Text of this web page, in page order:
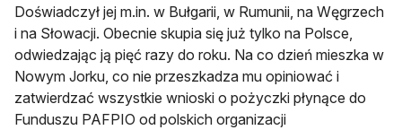
Doświadczył jej m.in. w Bułgarii, w Rumunii, na Węgrzech
i na Słowacji. Obecnie skupia się już tylko na Polsce,
odwiedzając ją pięć razy do roku. Na co dzień mieszka w
Nowym Jorku, co nie przeszkadza mu opiniować i
zatwierdzać wszystkie wnioski o pożyczki płynące do
Funduszu PAFPIO od polskich organizacji